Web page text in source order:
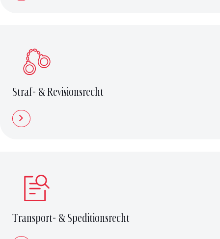
Straf- & Revisionsrecht
Transport- & Speditionsrecht